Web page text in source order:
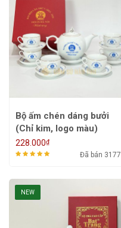
Bộ ấm chén dáng bưởi
(Chỉ kim, logo màu)
ACVK12 - 550/650ml
228.000₫
Đã bán 3177
NEW